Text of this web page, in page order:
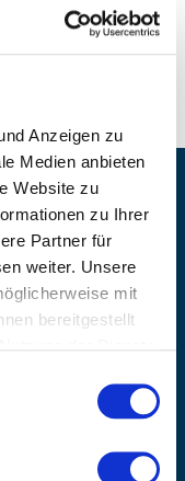
Anzeigen zu
Medien anbieten
Website zu
zu Ihrer
Partner für
weiter. Unsere
mit
bereitgestellt